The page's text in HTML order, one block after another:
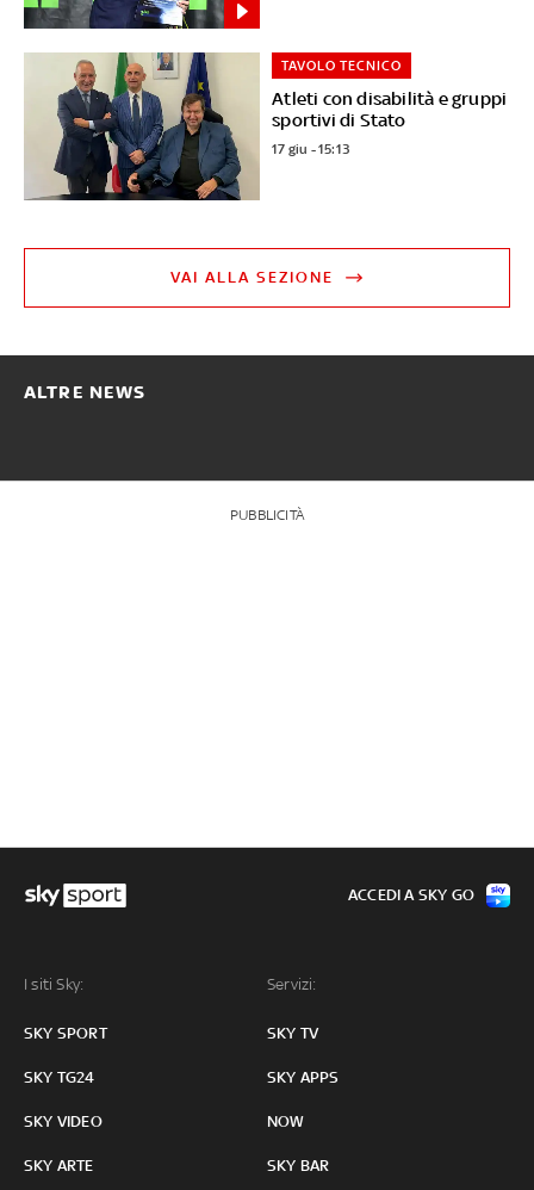
Atleti con disabilità e gruppi
sportivi di Stato
TAVOLO TECNICO
17 giu - 15:13
VAI ALLA SEZIONE
ALTRE NEWS
PUBBLICITÀ
I siti Sky:
SKY SPORT
SKY TG24
SKY VIDEO
SKY ARTE
Servizi:
SKY TV
SKY APPS
NOW
SKY BAR
ACCEDI A SKY GO